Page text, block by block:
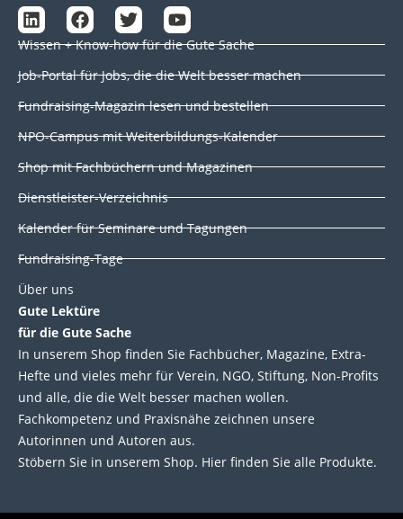
L
i
n
k
e
d
n
F
a
c
e
b
o
k
T
w
i
t
e
Y
o
u
t
u
b
Wissen + Know-how für die Gute Sache
Job-Portal für Jobs, die die Welt besser machen
Fundraising-Magazin lesen und bestellen
NPO-Campus mit Weiterbildungs-Kalender
Shop mit Fachbüchern und Magazinen
Dienstleister-Verzeichnis
Kalender für Seminare und Tagungen
Fundraising-Tage
Über uns
Gute Lektüre
für die Gute Sache
In unserem Shop finden Sie Fachbücher, Magazine, Extra-
Hefte und vieles mehr für Verein, NGO, Stiftung, Non-Profits
und alle, die die Welt besser machen wollen.
Fachkompetenz und Praxisnähe zeichnen unsere
Autorinnen und Autoren aus.
Stöbern Sie in unserem Shop. Hier finden Sie alle Produkte.